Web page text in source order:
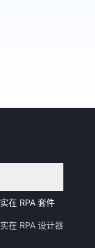
实在 RPA 套件
实在 RPA 设计器